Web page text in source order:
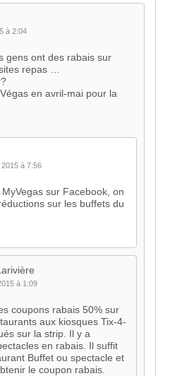
à 2:04
gens ont des rabais sur
repas …
en avril-mai pour la
à 7:56
MyVegas sur Facebook, on
sur les buffets du
à 1:09
coupons rabais 50% sur
aux kiosques Tix-4-
sur la strip. Il y a
en rabais. Il suffit
Buffet ou spectacle et
le coupon rabais.